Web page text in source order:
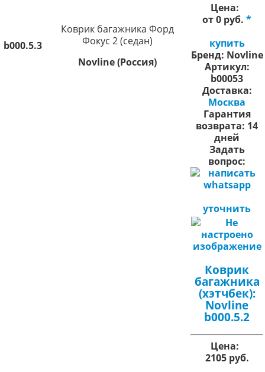
b000.5.3
Коврик багажника Форд
Фокус 2 (седан)
Novline (Россия)
Цена:
от 0 руб. *
купить
Бренд: Novline
Артикул:
b00053
Доставка:
Москва
Гарантия
возврата: 14
дней
Задать
вопрос:
уточнить
Коврик
багажника
(хэтчбек):
Novline
b000.5.2
Цена:
2105 руб.